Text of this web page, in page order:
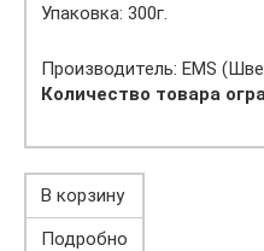
Упаковка: 300г.
Производитель: EMS
Количество товара
В корзину
Подробно